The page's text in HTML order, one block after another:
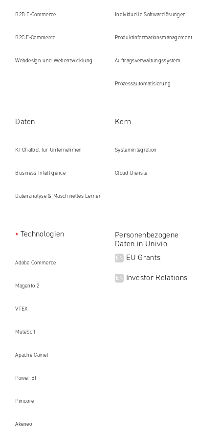
B2B E‑Commerce
B2C E‑Commerce
Webdesign und Webentwicklung
Individuelle Softwarelösungen
Produkt​informations​management
Auftragsverwaltungssystem
Prozessautomatisierung
Daten
KI-Chatbot für Unternehmen
Business Intelligence
Datenanalyse & Maschinelles Lernen
Kern
Systemintegration
Cloud-Dienste
Technologien
Adobe Commerce
Magento 2
VTEX
MuleSoft
Apache Camel
Power BI
Pimcore
Akeneo
Personenbezogene
Daten in Univio
EN EU Grants
EN Investor Relations